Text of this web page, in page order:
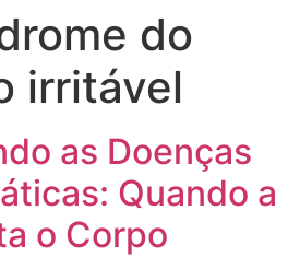
do
irritável
as Doenças
Quando a
o Corpo